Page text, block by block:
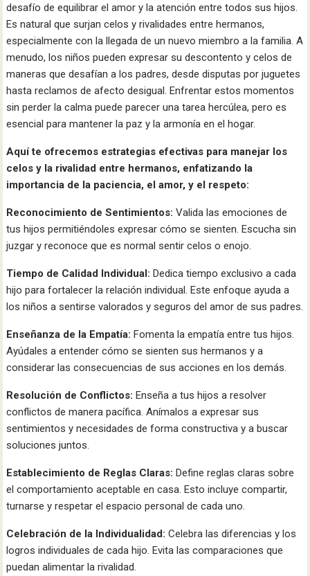
desafío de equilibrar el amor y la atención entre todos sus hijos.
Es natural que surjan celos y rivalidades entre hermanos,
especialmente con la llegada de un nuevo miembro a la familia. A
menudo, los niños pueden expresar su descontento y celos de
maneras que desafían a los padres, desde disputas por juguetes
hasta reclamos de afecto desigual. Enfrentar estos momentos
sin perder la calma puede parecer una tarea hercúlea, pero es
esencial para mantener la paz y la armonía en el hogar.
Aquí te ofrecemos estrategias efectivas para manejar los
celos y la rivalidad entre hermanos, enfatizando la
importancia de la paciencia, el amor, y el respeto:
Reconocimiento de Sentimientos: Valida las emociones de
tus hijos permitiéndoles expresar cómo se sienten. Escucha sin
juzgar y reconoce que es normal sentir celos o enojo.
Tiempo de Calidad Individual: Dedica tiempo exclusivo a cada
hijo para fortalecer la relación individual. Este enfoque ayuda a
los niños a sentirse valorados y seguros del amor de sus padres.
Enseñanza de la Empatía: Fomenta la empatía entre tus hijos.
Ayúdales a entender cómo se sienten sus hermanos y a
considerar las consecuencias de sus acciones en los demás.
Resolución de Conflictos: Enseña a tus hijos a resolver
conflictos de manera pacífica. Anímalos a expresar sus
sentimientos y necesidades de forma constructiva y a buscar
soluciones juntos.
Establecimiento de Reglas Claras: Define reglas claras sobre
el comportamiento aceptable en casa. Esto incluye compartir,
turnarse y respetar el espacio personal de cada uno.
Celebración de la Individualidad: Celebra las diferencias y los
logros individuales de cada hijo. Evita las comparaciones que
puedan alimentar la rivalidad.